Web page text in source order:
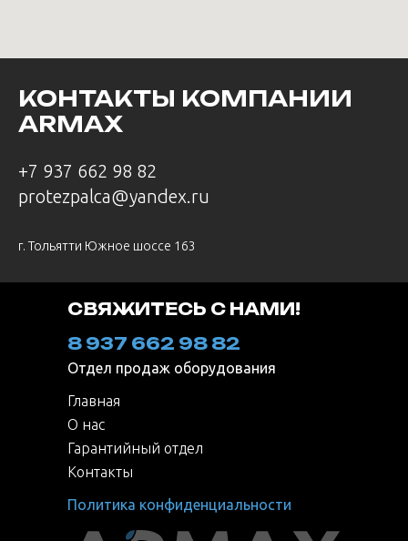
КОНТАКТЫ КОМПАНИИ
ARMAX
+7 937 662 98 82
protezpalca@yandex.ru
г. Тольятти Южное шоссе 163
СВЯЖИТЕСЬ С НАМИ!
Отдел продаж оборудования
Главная
Политика конфиденциальности
О нас
Гарантийный отдел
Контакты
8 937 662 98 82